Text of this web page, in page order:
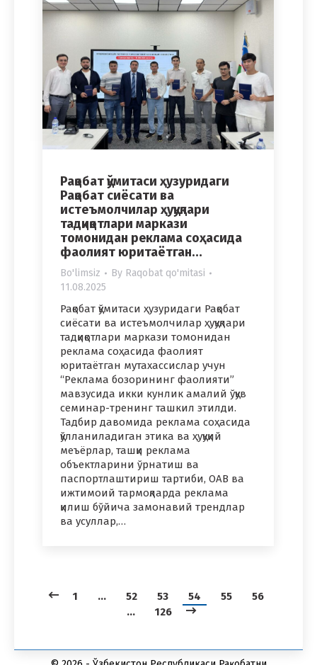
Рақобат қўмитаси ҳузуридаги
Рақобат сиёсати ва
истеъмолчилар ҳуқуқлари
тадқиқотлари маркази
томонидан реклама соҳасида
фаолият юритаётган…
Bo'limsiz By Raqobat qo'mitasi
11.08.2025
Рақобат қўмитаси ҳузуридаги Рақобат
сиёсати ва истеъмолчилар ҳуқуқлари
тадқиқотлари маркази томонидан
реклама соҳасида фаолият
юритаётган мутахассислар учун
“Реклама бозорининг фаолияти”
мавзусида икки кунлик амалий ўқув
семинар-тренинг ташкил этилди.
Тадбир давомида реклама соҳасида
қўлланиладиган этика ва ҳуқуқий
меъёрлар, ташқи реклама
объектларини ўрнатиш ва
паспортлаштириш тартиби, ОАВ ва
ижтимоий тармоқларда реклама
қилиш бўйича замонавий трендлар
ва усуллар,…
1 … 52 53 54 55
56
…
126